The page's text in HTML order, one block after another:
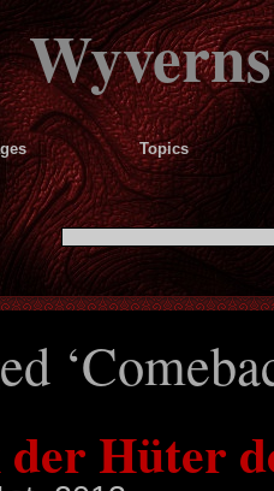
Topics
der Hüter